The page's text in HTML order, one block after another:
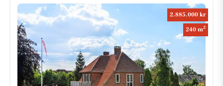
2.885.000 kr
240 m2